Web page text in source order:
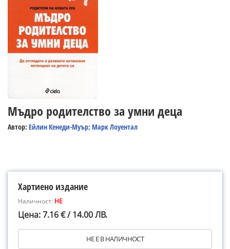
Мъдро родителство за умни деца
Автор: Ейлин Кенеди-Муър; Марк Лоуентал
Хартиено издание
Наличност: НЕ
Цена: 7.16 € / 14.00 ЛВ.
НЕ Е В НАЛИЧНОСТ